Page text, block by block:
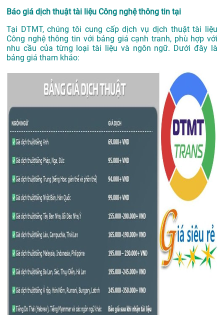
Báo giá dịch thuật tài liệu Công nghệ thông tin tại
Tại DTMT, chúng tôi cung cấp dịch vụ dịch thuật tài liệu
Công nghệ thông tin với bảng giá cạnh tranh, phù hợp với
nhu cầu của từng loại tài liệu và ngôn ngữ. Dưới đây là
bảng giá tham khảo: